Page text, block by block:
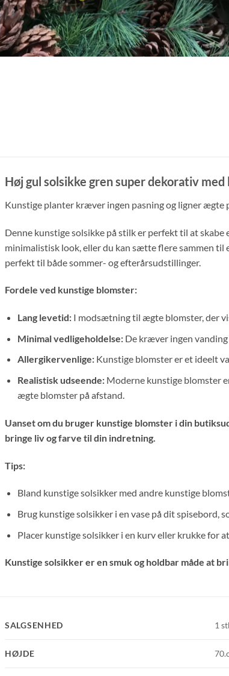
Høj gul solsikke gren super dekorativ med
Kunstige planter kræver ingen pasning og ligner ægte
Denne kunstige solsikke på stilk er perfekt til at
minimalistisk look, eller du kan sætte flere sammen til
perfekt til både sommer- og efterårsudstillinger.
Fordele ved kunstige blomster:
Lang levetid:I modsætning til ægte blomster, der
Minimal vedligeholdelse:De kræver ingen vanding
Allergikervenlige:Kunstige blomster er et ideelt
Realistisk udseende:Moderne kunstige blomster
ægte blomster på afstand.
Uanset om du bruger kunstige blomster i din
bringe liv og farve til din indretning.
Tips:
Bland kunstige solsikker med andre kunstige
Brug kunstige solsikker i en vase på dit spisebord,
Placer kunstige solsikker i en kurv eller krukke for
Kunstige solsikker er en smuk og holdbar måde at
SALGSENHED 1
HØJDE